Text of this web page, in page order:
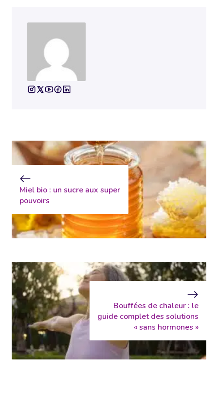
Miel bio : un sucre aux super
pouvoirs
Bouffées de chaleur : le
guide complet des solutions
« sans hormones »